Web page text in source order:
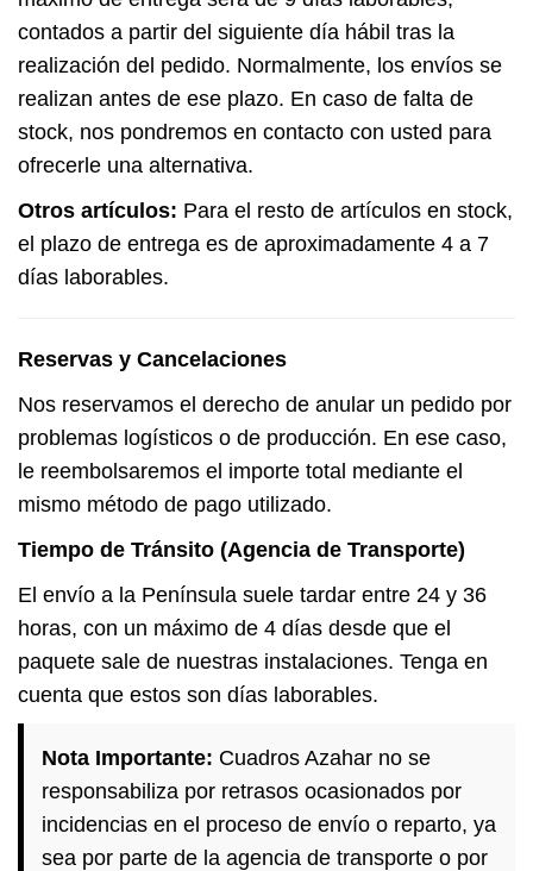
contados a partir del siguiente día hábil tras la
realización del pedido. Normalmente, los envíos se
realizan antes de ese plazo. En caso de falta de
stock, nos pondremos en contacto con usted para
ofrecerle una alternativa.
Otros artículos: Para el resto de artículos en stock,
el plazo de entrega es de aproximadamente 4 a 7
días laborables.
Reservas y Cancelaciones
Nos reservamos el derecho de anular un pedido por
problemas logísticos o de producción. En ese caso,
le reembolsaremos el importe total mediante el
mismo método de pago utilizado.
Tiempo de Tránsito (Agencia de Transporte)
El envío a la Península suele tardar entre 24 y 36
horas, con un máximo de 4 días desde que el
paquete sale de nuestras instalaciones. Tenga en
cuenta que estos son días laborables.
Nota Importante: Cuadros Azahar no se
responsabiliza por retrasos ocasionados por
incidencias en el proceso de envío o reparto, ya
sea por parte de la agencia de transporte o por